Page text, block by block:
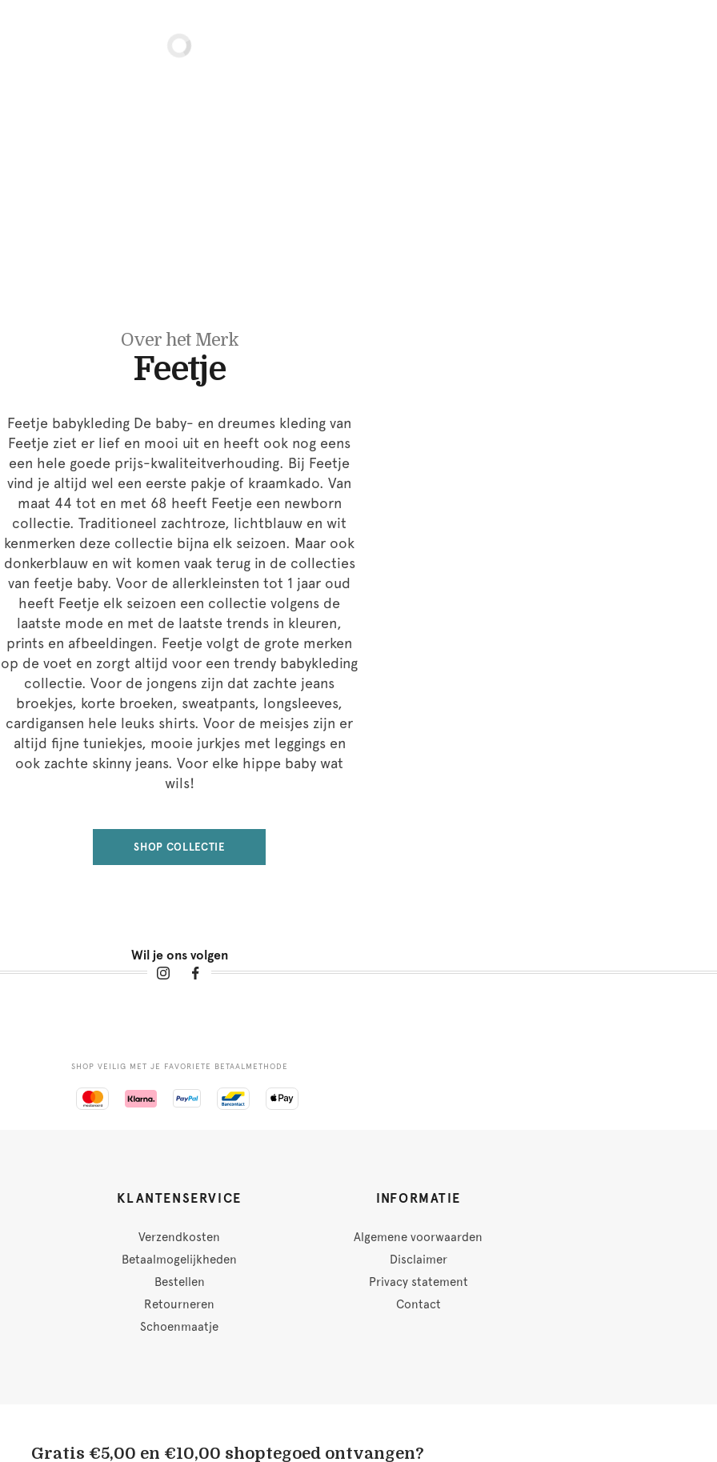
Over het Merk
Feetje
Feetje babykleding De baby- en dreumes kleding van
Feetje ziet er lief en mooi uit en heeft ook nog eens
een hele goede prijs-kwaliteitverhouding. Bij Feetje
vind je altijd wel een eerste pakje of kraamkado. Van
maat 44 tot en met 68 heeft Feetje een newborn
collectie. Traditioneel zachtroze, lichtblauw en wit
kenmerken deze collectie bijna elk seizoen. Maar ook
donkerblauw en wit komen vaak terug in de collecties
van feetje baby. Voor de allerkleinsten tot 1 jaar oud
heeft Feetje elk seizoen een collectie volgens de
laatste mode en met de laatste trends in kleuren,
prints en afbeeldingen. Feetje volgt de grote merken
op de voet en zorgt altijd voor een trendy babykleding
collectie. Voor de jongens zijn dat zachte jeans
broekjes, korte broeken, sweatpants, longsleeves,
cardigansen hele leuks shirts. Voor de meisjes zijn er
altijd fijne tuniekjes, mooie jurkjes met leggings en
ook zachte skinny jeans. Voor elke hippe baby wat
wils!
SHOP COLLECTIE
Wil je ons volgen
SHOP VEILIG MET JE FAVORIETE BETAALMETHODE
KLANTENSERVICE
Verzendkosten
Betaalmogelijkheden
Bestellen
Retourneren
Schoenmaatje
INFORMATIE
Algemene voorwaarden
Disclaimer
Privacy statement
Contact
Gratis €5,00 en €10,00 shoptegoed ontvangen?